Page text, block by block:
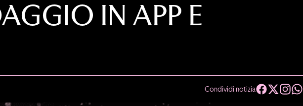
IN APP E
Condividi notizia